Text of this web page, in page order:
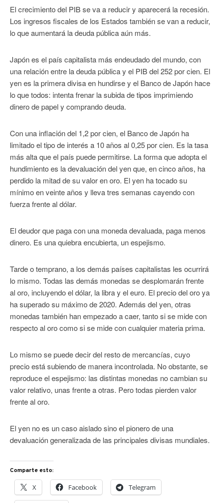
El crecimiento del PIB se va a reducir y aparecerá la recesión.
Los ingresos fiscales de los Estados también se van a reducir,
lo que aumentará la deuda pública aún más.
Japón es el país capitalista más endeudado del mundo, con
una relación entre la deuda pública y el PIB del 252 por cien. El
yen es la primera divisa en hundirse y el Banco de Japón hace
lo que todos: intenta frenar la subida de tipos imprimiendo
dinero de papel y comprando deuda.
Con una inflación del 1,2 por cien, el Banco de Japón ha
limitado el tipo de interés a 10 años al 0,25 por cien. Es la tasa
más alta que el país puede permitirse. La forma que adopta el
hundimiento es la devaluación del yen que, en cinco años, ha
perdido la mitad de su valor en oro. El yen ha tocado su
mínimo en veinte años y lleva tres semanas cayendo con
fuerza frente al dólar.
El deudor que paga con una moneda devaluada, paga menos
dinero. Es una quiebra encubierta, un espejismo.
Tarde o temprano, a los demás países capitalistas les ocurrirá
lo mismo. Todas las demás monedas se desplomarán frente
al oro, incluyendo el dólar, la libra y el euro. El precio del oro ya
ha superado su máximo de 2020. Además del yen, otras
monedas también han empezado a caer, tanto si se mide con
respecto al oro como si se mide con cualquier materia prima.
Lo mismo se puede decir del resto de mercancías, cuyo
precio está subiendo de manera incontrolada. No obstante, se
reproduce el espejismo: las distintas monedas no cambian su
valor relativo, unas frente a otras. Pero todas pierden valor
frente al oro.
El yen no es un caso aislado sino el pionero de una
devaluación generalizada de las principales divisas mundiales.
Comparte esto:
X Facebook Telegram